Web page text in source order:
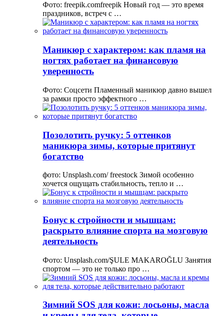
Фото: freepik.comfreepik Новый год — это время
праздников, встреч с …
Маникюр с характером: как пламя на
ногтях работает на финансовую
уверенность
Фото: Соцсети Пламенный маникюр давно вышел
за рамки просто эффектного …
Позолотить ручку: 5 оттенков
маникюра зимы, которые притянут
богатство
фото: Unsplash.com/ freestock Зимой особенно
хочется ощущать стабильность, тепло и …
Бонус к стройности и мышцам:
раскрыто влияние спорта на мозговую
деятельность
Фото: Unsplash.com/ŞULE MAKAROĞLU Занятия
спортом — это не только про …
Зимний SOS для кожи: лосьоны, масла